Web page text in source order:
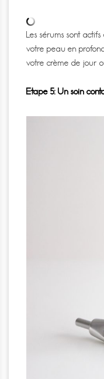
Les sérums sont
votre peau en
votre crème de jour
Etape 5: Un soin